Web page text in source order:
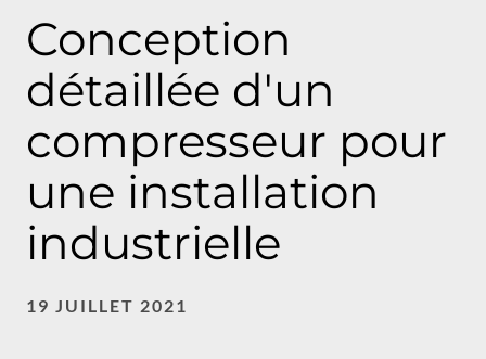
Conception
détaillée d'un
compresseur pour
une installation
industrielle
19 JUILLET 2021